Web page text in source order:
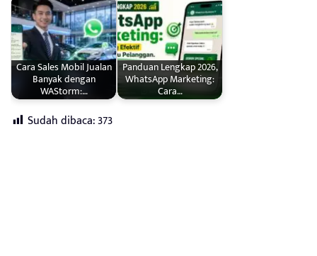
Cara Sales Mobil Jualan
Banyak dengan
WAStorm:…
Panduan Lengkap 2026,
WhatsApp Marketing:
Cara…
Sudah dibaca:373